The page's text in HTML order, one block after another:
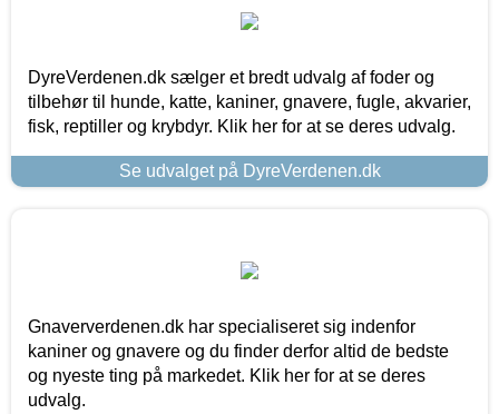
DyreVerdenen.dk sælger et bredt udvalg af foder og
tilbehør til hunde, katte, kaniner, gnavere, fugle, akvarier,
fisk, reptiller og krybdyr. Klik her for at se deres udvalg.
Se udvalget på DyreVerdenen.dk
Gnaververdenen.dk har specialiseret sig indenfor
kaniner og gnavere og du finder derfor altid de bedste
og nyeste ting på markedet. Klik her for at se deres
udvalg.